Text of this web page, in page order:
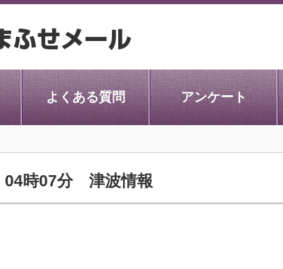
よくある質問 アンケート
04時07分 津波情報